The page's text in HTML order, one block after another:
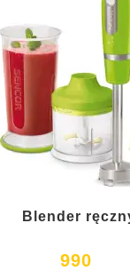
Blender
990